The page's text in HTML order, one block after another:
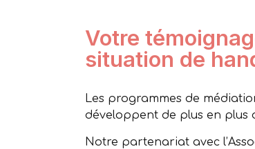
Votre
situation de
Les programmes de
développent de plus en plus
Notre partenariat avec